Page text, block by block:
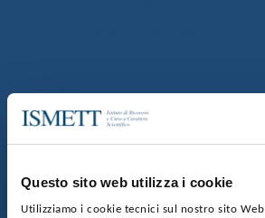
Questo sito web utilizza i cookie
Utilizziamo i cookie tecnici sul nostro sito
nr. REA PA-201818 P.I. 04544550827
SOCIETÀ TRASPARENTE
SOSTIENICIMAPPA DEL SITO
CONTATTI